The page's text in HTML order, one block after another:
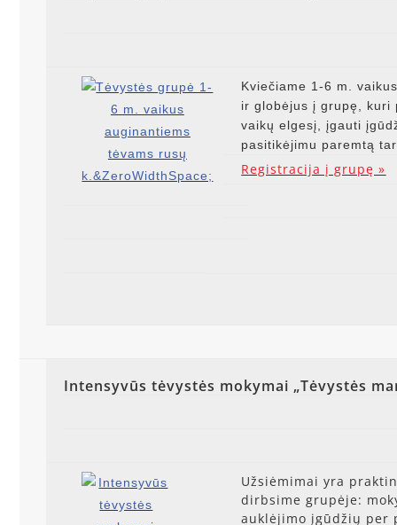
Kviečiame 1-6 m.
ir globėjus į grupę, kuri
vaikų elgesį, įgauti
pasitikėjimu paremtą
Registracija į grupę »
Intensyvūs tėvystės mokymai „Tėvystės
Užsiėmimai yra
dirbsime grupėje:
auklėjimo įgūdžių per